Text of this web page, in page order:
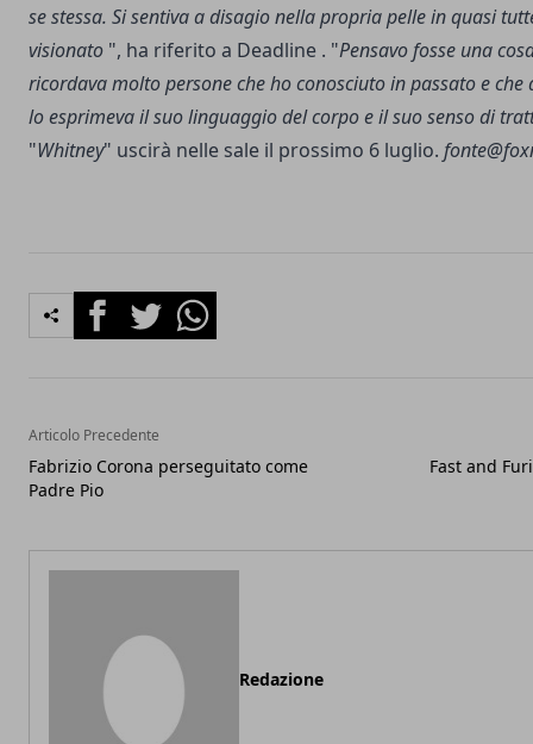
se stessa. Si sentiva a disagio nella propria pelle in quasi
visionato ", ha riferito a Deadline . "Pensavo fosse una
ricordava molto persone che ho conosciuto in passato e che
lo esprimeva il suo linguaggio del corpo e il suo senso di
"Whitney" uscirà nelle sale il prossimo 6 luglio.
FacebookTwitterWhatsapp
Articolo Precedente
Fabrizio Corona perseguitato come
Padre Pio
Fast and
Redazione